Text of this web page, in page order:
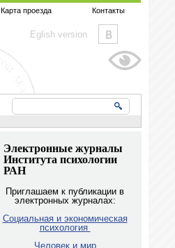
Карта проезда Контакты
Eglish version
Электронные журналы
Института психологии
РАН
Приглашаем к публикации в
электронных журналах:
Социальная и экономическая
психология
Человек и мир